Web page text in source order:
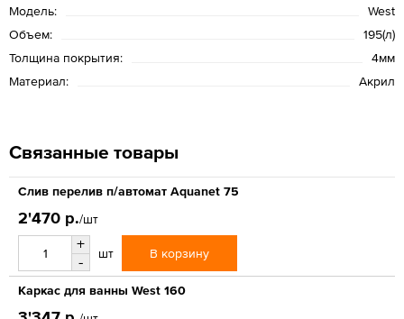
Модель:
West
Объем:
195(л)
Толщина покрытия:
4мм
Материал:
Акрил
Связанные товары
Слив перелив п/автомат Aquanet 75
2'470 р./шт
+
-
шт В корзину
Каркас для ванны West 160